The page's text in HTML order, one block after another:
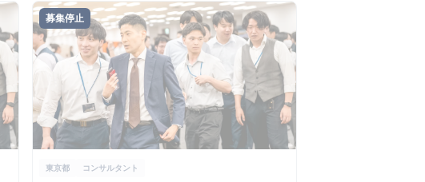
募集停止
東京都 コンサルタント